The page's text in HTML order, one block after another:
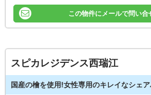
この物件にメールで問い合
スピカレジデンス西瑞江
国産の檜を使用!女性専用のキレイなシェ